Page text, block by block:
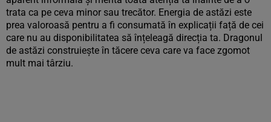
trata ca pe ceva minor sau trecător. Energia de astăzi este
prea valoroasă pentru a fi consumată în explicații față de cei
care nu au disponibilitatea să înțeleagă direcția ta. Dragonul
de astăzi construiește în tăcere ceva care va face zgomot
mult mai târziu.